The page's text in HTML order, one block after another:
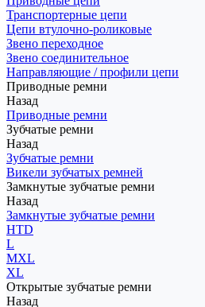
Транспортерные цепи
Цепи втулочно-роликовые
Звено переходное
Звено соединительное
Направляющие / профили цепи
Приводные ремни
Назад
Приводные ремни
Зубчатые ремни
Назад
Зубчатые ремни
Викели зубчатых ремней
Замкнутые зубчатые ремни
Назад
Замкнутые зубчатые ремни
HTD
L
MXL
XL
Открытые зубчатые ремни
Назад